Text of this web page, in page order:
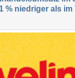
% niedriger als